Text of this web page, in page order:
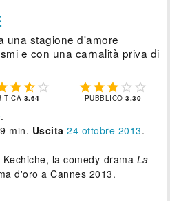
una stagione d'amore
e con una carnalità priva di
  
3.64
    
PUBBLICO3.30
.
min. Uscita 24 ottobre 2013.
la comedy-drama La
d'oro a Cannes 2013.